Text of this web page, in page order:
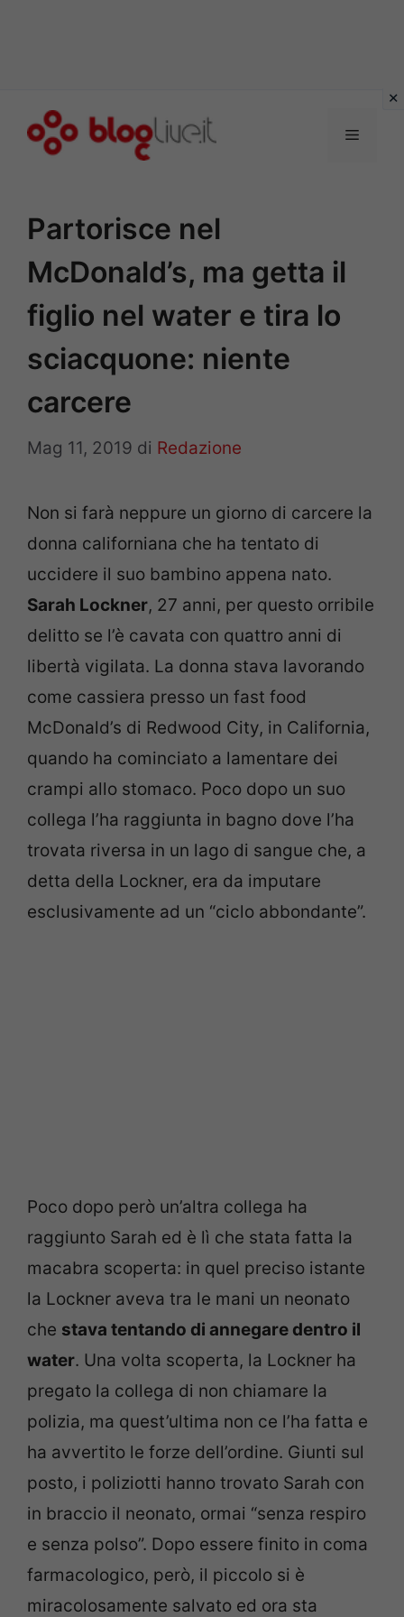
Menu
Partorisce nel
McDonald’s, ma getta il
figlio nel water e tira lo
sciacquone: niente
carcere
Mag 11, 2019 di Redazione
Non si farà neppure un giorno di carcere la
donna californiana che ha tentato di
uccidere il suo bambino appena nato.
Sarah Lockner, 27 anni, per questo orribile
delitto se l’è cavata con quattro anni di
libertà vigilata. La donna stava lavorando
come cassiera presso un fast food
McDonald’s di Redwood City, in California,
quando ha cominciato a lamentare dei
crampi allo stomaco. Poco dopo un suo
collega l’ha raggiunta in bagno dove l’ha
trovata riversa in un lago di sangue che, a
detta della Lockner, era da imputare
esclusivamente ad un “ciclo abbondante”.
Poco dopo però un’altra collega ha
raggiunto Sarah ed è lì che stata fatta la
macabra scoperta: in quel preciso istante
la Lockner aveva tra le mani un neonato
che stava tentando di annegare dentro il
water. Una volta scoperta, la Lockner ha
pregato la collega di non chiamare la
polizia, ma quest’ultima non ce l’ha fatta e
ha avvertito le forze dell’ordine. Giunti sul
posto, i poliziotti hanno trovato Sarah con
in braccio il neonato, ormai “senza respiro
e senza polso”. Dopo essere finito in coma
farmacologico, però, il piccolo si è
miracolosamente salvato ed ora sta